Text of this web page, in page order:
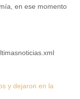
en ese momento
y dejaron en la